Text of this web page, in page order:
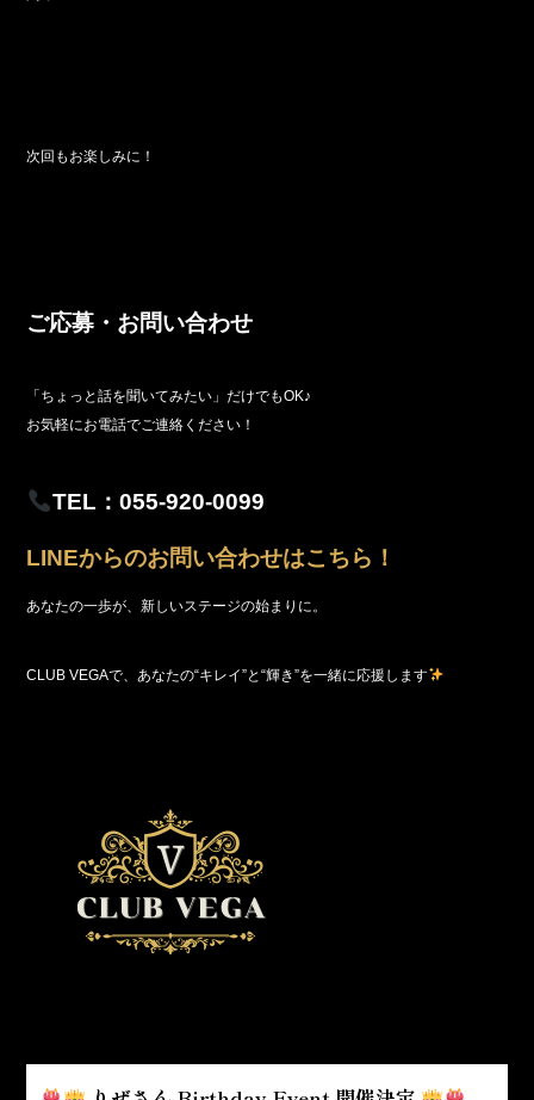
次回もお楽しみに！
ご応募・お問い合わせ
「ちょっと話を聞いてみたい」だけでもOK♪
お気軽にお電話でご連絡ください！
TEL：055-920-0099
LINEからのお問い合わせはこちら！
あなたの一歩が、新しいステージの始まりに。
CLUB VEGAで、あなたの“キレイ”と“輝き”を一緒に応援します